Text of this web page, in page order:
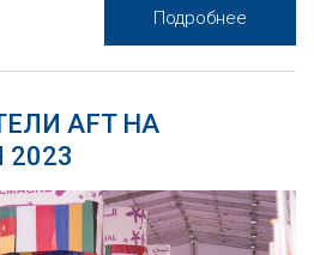
Подробнее
AFT НА
2023